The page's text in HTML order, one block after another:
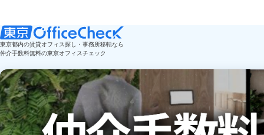
東京都内の賃貸オフィス探し・事務所移転なら
仲介手数料無料の東京オフィスチェック